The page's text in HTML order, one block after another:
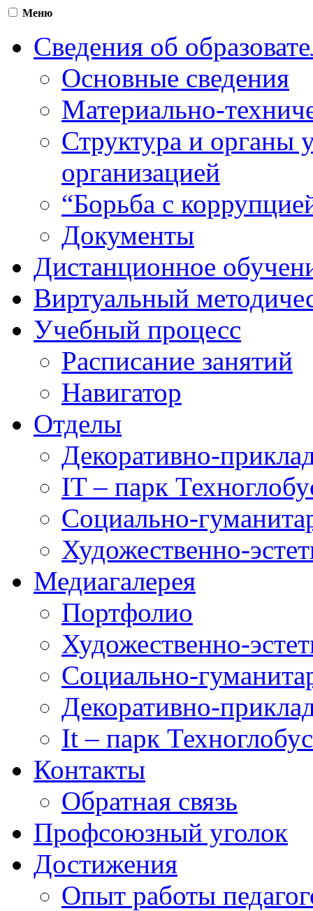
Меню
Сведения об
Основные сведения
Материально-
Структура и органы
организацией
“Борьба с
Документы
Дистанционное
Виртуальный
Учебный процесс
Расписание занятий
Навигатор
Отделы
Декоративно-
IT – парк
Социально-
Художественно-
Медиагалерея
Портфолио
Художественно-
Социально-
Декоративно-
It – парк Техноглобус
Контакты
Обратная связь
Профсоюзный уголок
Достижения
Опыт работы